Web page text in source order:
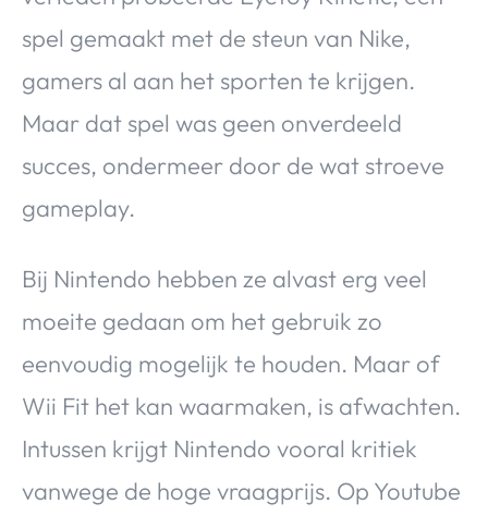
spel gemaakt met de steun van Nike,
gamers al aan het sporten te krijgen.
Maar dat spel was geen onverdeeld
succes, ondermeer door de wat stroeve
gameplay.
Bij Nintendo hebben ze alvast erg veel
moeite gedaan om het gebruik zo
eenvoudig mogelijk te houden. Maar of
Wii Fit het kan waarmaken, is afwachten.
Intussen krijgt Nintendo vooral kritiek
vanwege de hoge vraagprijs. Op Youtube